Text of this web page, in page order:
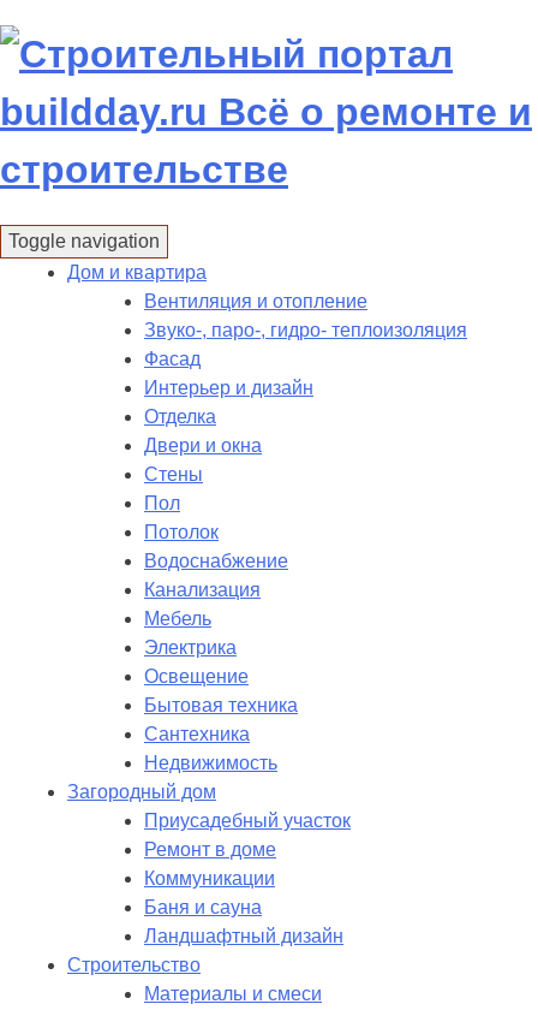
to
content
Toggle navigation
Дом и квартира
Вентиляция и отопление
Звуко-, паро-, гидро- теплоизоляция
Фасад
Интерьер и дизайн
Отделка
Двери и окна
Стены
Пол
Потолок
Водоснабжение
Канализация
Мебель
Электрика
Освещение
Бытовая техника
Сантехника
Недвижимость
Загородный дом
Приусадебный участок
Ремонт в доме
Коммуникации
Баня и сауна
Ландшафтный дизайн
Строительство
Материалы и смеси